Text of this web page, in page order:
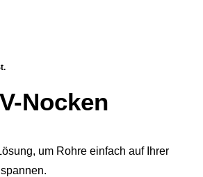
Nocken
um Rohre einfach auf Ihrer